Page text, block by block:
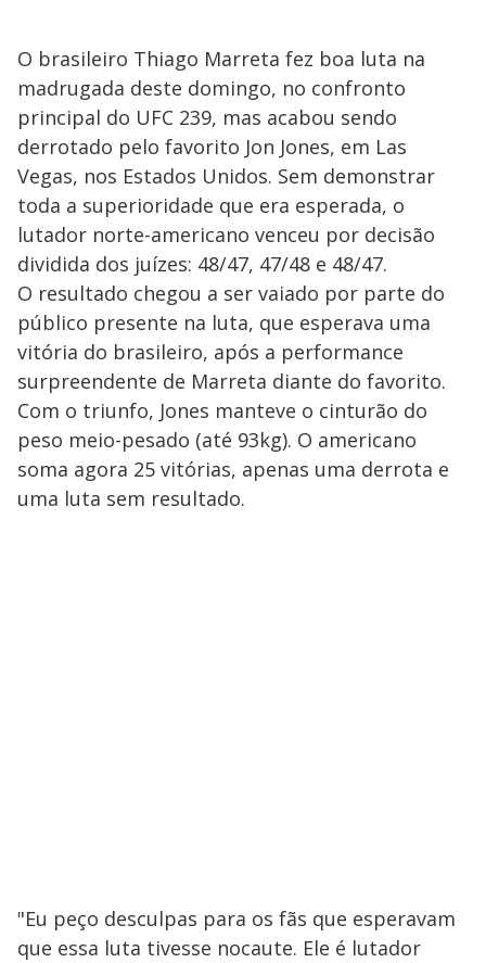
O brasileiro Thiago Marreta fez boa luta na
madrugada deste domingo, no confronto
principal do UFC 239, mas acabou sendo
derrotado pelo favorito Jon Jones, em Las
Vegas, nos Estados Unidos. Sem demonstrar
toda a superioridade que era esperada, o
lutador norte-americano venceu por decisão
dividida dos juízes: 48/47, 47/48 e 48/47.
O resultado chegou a ser vaiado por parte do
público presente na luta, que esperava uma
vitória do brasileiro, após a performance
surpreendente de Marreta diante do favorito.
Com o triunfo, Jones manteve o cinturão do
peso meio-pesado (até 93kg). O americano
soma agora 25 vitórias, apenas uma derrota e
uma luta sem resultado.
"Eu peço desculpas para os fãs que esperavam
que essa luta tivesse nocaute. Ele é lutador